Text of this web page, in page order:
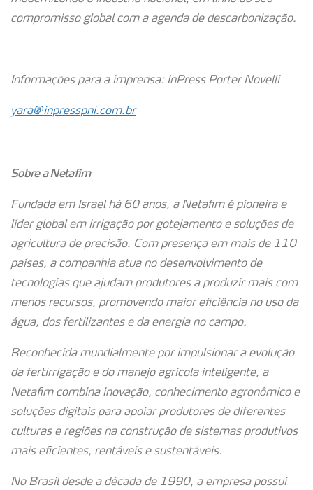
compromisso global com a agenda de descarbonização.
Informações para a imprensa: InPress Porter Novelli
yara@inpresspni.com.br
Sobre a Netafim
Fundada em Israel há 60 anos, a Netafim é pioneira e
líder global em irrigação por gotejamento e soluções de
agricultura de precisão. Com presença em mais de 110
países, a companhia atua no desenvolvimento de
tecnologias que ajudam produtores a produzir mais com
menos recursos, promovendo maior eficiência no uso da
água, dos fertilizantes e da energia no campo.
Reconhecida mundialmente por impulsionar a evolução
da fertirrigação e do manejo agrícola inteligente, a
Netafim combina inovação, conhecimento agronômico e
soluções digitais para apoiar produtores de diferentes
culturas e regiões na construção de sistemas produtivos
mais eficientes, rentáveis e sustentáveis.
No Brasil desde a década de 1990, a empresa possui